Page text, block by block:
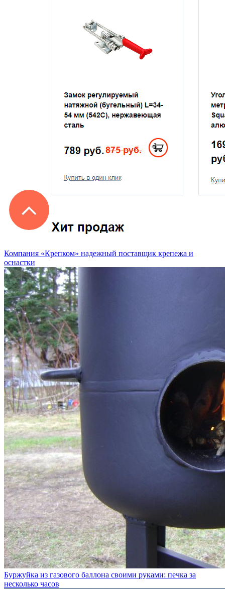
Компания «Крепком» надежный поставщик крепежа и
оснастки
Буржуйка из газового баллона своими руками: печка за
несколько часов